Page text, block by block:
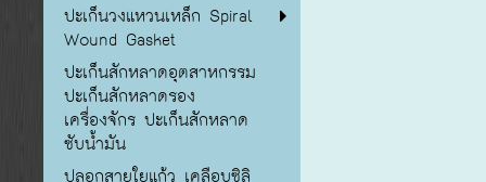
ปะเก็นวงแหวนเหล็ก Spiral
Wound Gasket
ปะเก็นสักหลาดอุตสาหกรรม
ปะเก็นสักหลาดรอง
เครื่องจักร ปะเก็นสักหลาด
ซับน้ำมัน
ปลอกสายใยแก้ว เคลือบซิลิ